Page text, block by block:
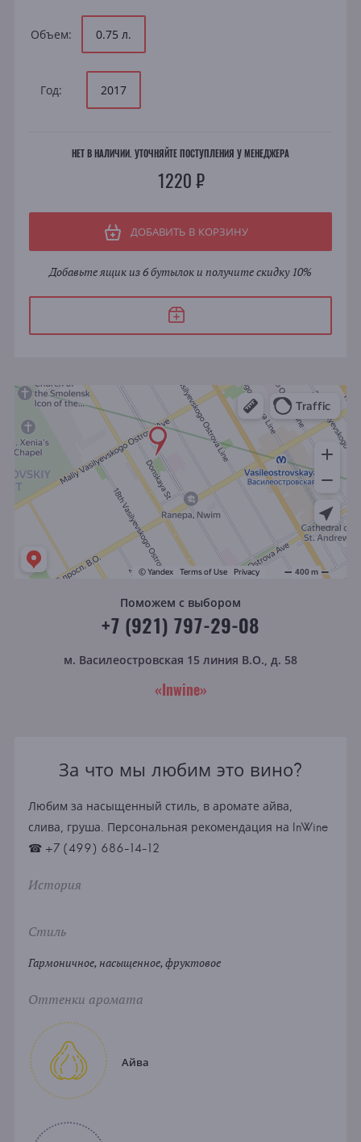
Объем: 0.75 л.
Год: 2017
НЕТ В НАЛИЧИИ. УТОЧНЯЙТЕ ПОСТУПЛЕНИЯ У МЕНЕДЖЕРА
1220 ₽
ДОБАВИТЬ В КОРЗИНУ
Добавьте ящик из 6 бутылок и получите скидку 10%
Поможем с выбором
+7 (921) 797-29-08
м. Василеостровская 15 линия В.О., д. 58
«Inwine»
За что мы любим это вино?
Любим за насыщенный стиль, в аромате айва,
слива, груша. Персональная рекомендация на InWine
☎ +7 (499) 686-14-12
История
Стиль
Гармоничное, насыщенное, фруктовое
Оттенки аромата
Айва